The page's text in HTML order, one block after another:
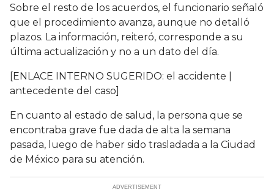
Sobre el resto de los acuerdos, el funcionario señaló
que el procedimiento avanza, aunque no detalló
plazos. La información, reiteró, corresponde a su
última actualización y no a un dato del día.
[ENLACE INTERNO SUGERIDO: el accidente |
antecedente del caso]
En cuanto al estado de salud, la persona que se
encontraba grave fue dada de alta la semana
pasada, luego de haber sido trasladada a la Ciudad
de México para su atención.